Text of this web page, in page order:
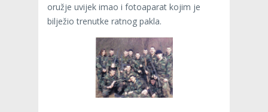
oružje uvijek imao i fotoaparat kojim je
bilježio trenutke ratnog pakla.